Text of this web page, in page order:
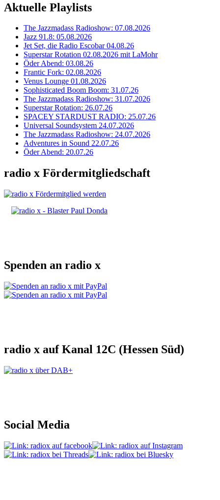
Aktuelle Playlists
The Jazzmadass Radioshow: 07.08.2026
Jazz 91.8: 05.08.2026
Jet Set, die Radio Escobar 04.08.26
Superstar Rotation 02.08.2026 mit LaMohr
Öder Abend: 03.08.26
Frantic Fork: 02.08.2026
Venus Lounge 01.08.2026
Sophisticated Boom Boom: 31.07.26
The Jazzmadass Radioshow: 31.07.2026
Superstar Rotation: 26.07.26
SPACEY STARDUST RADIO: 25.07.26
Universal Soundsystem 24.07.2026
The Jazzmadass Radioshow: 24.07.2026
Adventures in Sound 22.07.26
Öder Abend: 20.07.26
radio x Fördermitgliedschaft
Spenden an radio x
radio x auf Kanal 12C (Hessen Süd)
Social Media